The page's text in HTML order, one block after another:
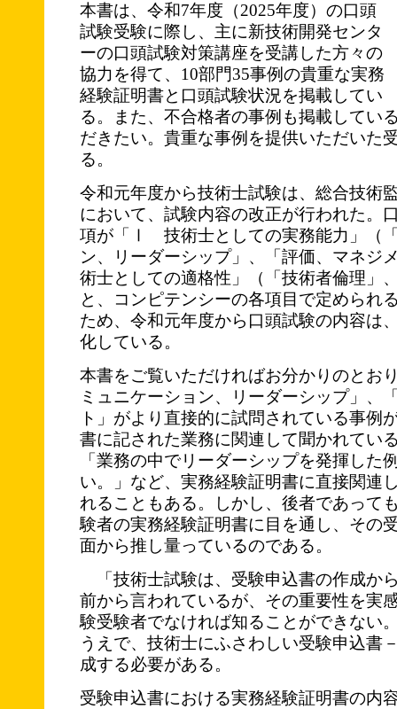
本書は、令和7年度（2025年度）の口頭
試験受験に際し、主に新技術開発センタ
ーの口頭試験対策講座を受講した方々の
協力を得て、10部門35事例の貴重な実務
経験証明書と口頭試験状況を掲載してい
る。また、不合格者の事例も掲載してい
だきたい。貴重な事例を提供いただいた
る。
令和元年度から技術士試験は、総合技術
において、試験内容の改正が行われた。
項が「Ⅰ 技術士としての実務能力」（
ン、リーダーシップ」、「評価、マネ
術士としての適格性」（「技術者倫理」
と、コンピテンシーの各項目で定められ
ため、令和元年度から口頭試験の内容は
化している。
本書をご覧いただければお分かりのとお
ミュニケーション、リーダーシップ」、
ト」がより直接的に試問されている事例
書に記された業務に関連して聞かれてい
「業務の中でリーダーシップを発揮した
い。」など、実務経験証明書に直接関連
れることもある。しかし、後者であって
験者の実務経験証明書に目を通し、その
面から推し量っているのである。
「技術士試験は、受験申込書の作成か
前から言われているが、その重要性を実
験受験者でなければ知ることができない
うえで、技術士にふさわしい受験申込書
成する必要がある。
受験申込書における実務経験証明書の内